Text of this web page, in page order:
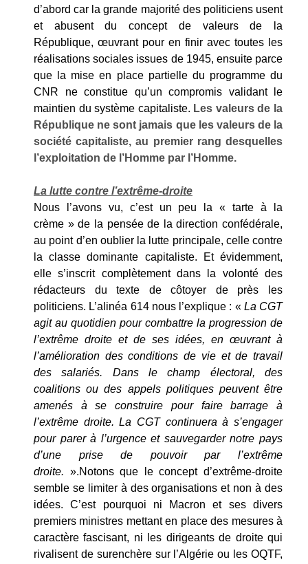
d’abord car la grande majorité des politiciens usent
et abusent du concept de valeurs de la
République, œuvrant pour en finir avec toutes les
réalisations sociales issues de 1945, ensuite parce
que la mise en place partielle du programme du
CNR ne constitue qu’un compromis validant le
maintien du système capitaliste. Les valeurs de la
République ne sont jamais que les valeurs de la
société capitaliste, au premier rang desquelles
l’exploitation de l’Homme par l’Homme.
La lutte contre l’extrême-droite
Nous l’avons vu, c’est un peu la « tarte à la
crème » de la pensée de la direction confédérale,
au point d’en oublier la lutte principale, celle contre
la classe dominante capitaliste. Et évidemment,
elle s’inscrit complètement dans la volonté des
rédacteurs du texte de côtoyer de près les
politiciens. L’alinéa 614 nous l’explique : « La CGT
agit au quotidien pour combattre la progression de
l’extrême droite et de ses idées, en œuvrant à
l’amélioration des conditions de vie et de travail
des salariés. Dans le champ électoral, des
coalitions ou des appels politiques peuvent être
amenés à se construire pour faire barrage à
l’extrême droite. La CGT continuera à s’engager
pour parer à l’urgence et sauvegarder notre pays
d’une prise de pouvoir par l’extrême
droite. ».Notons que le concept d’extrême-droite
semble se limiter à des organisations et non à des
idées. C’est pourquoi ni Macron et ses divers
premiers ministres mettant en place des mesures à
caractère fascisant, ni les dirigeants de droite qui
rivalisent de surenchère sur l’Algérie ou les OQTF,